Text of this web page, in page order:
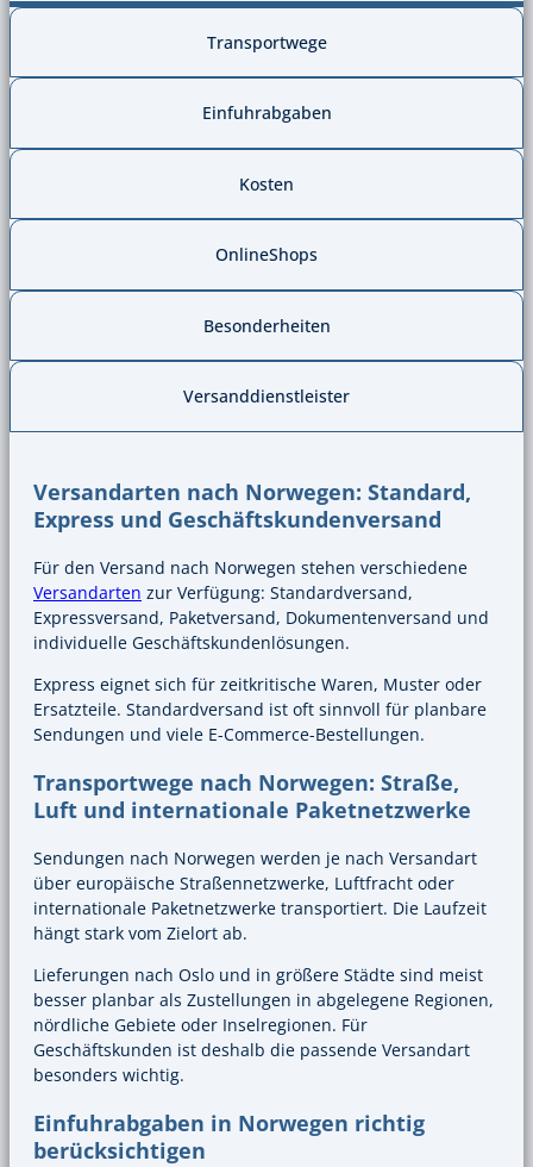
Transportwege
Einfuhrabgaben
Kosten
OnlineShops
Besonderheiten
Versanddienstleister
Versandarten nach Norwegen: Standard,
Express und Geschäftskundenversand
Für den Versand nach Norwegen stehen verschiedene
Versandarten zur Verfügung: Standardversand,
Expressversand, Paketversand, Dokumentenversand und
individuelle Geschäftskundenlösungen.
Express eignet sich für zeitkritische Waren, Muster oder
Ersatzteile. Standardversand ist oft sinnvoll für planbare
Sendungen und viele E-Commerce-Bestellungen.
Transportwege nach Norwegen: Straße,
Luft und internationale Paketnetzwerke
Sendungen nach Norwegen werden je nach Versandart
über europäische Straßennetzwerke, Luftfracht oder
internationale Paketnetzwerke transportiert. Die Laufzeit
hängt stark vom Zielort ab.
Lieferungen nach Oslo und in größere Städte sind meist
besser planbar als Zustellungen in abgelegene Regionen,
nördliche Gebiete oder Inselregionen. Für
Geschäftskunden ist deshalb die passende Versandart
besonders wichtig.
Einfuhrabgaben in Norwegen richtig
berücksichtigen